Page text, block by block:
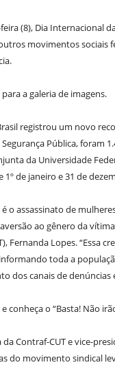
(8), Dia Internacional
movimentos sociais
para a galeria de imagens.
registrou um novo
Pública, foram
da Universidade
1º de janeiro e 31 de
é o assassinato de
ao gênero da
Fernanda Lopes. “Essa
toda a
dos canais de
e conheça o “Basta! Não
Contraf-CUT e vice-
do movimento sindical